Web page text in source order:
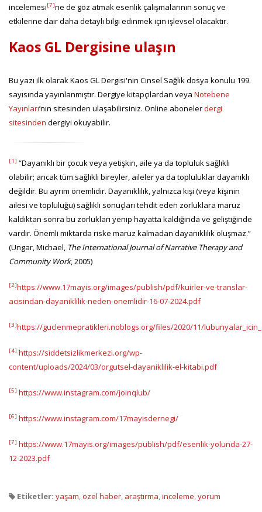
incelemesi[7]ne de göz atmak esenlik çalışmalarının sonuç ve
etkilerine dair daha detaylı bilgi edinmek için işlevsel olacaktır.
Kaos GL Dergisine ulaşın
Bu yazı ilk olarak Kaos GL Dergisi'nin Cinsel Sağlık dosya konulu 199.
sayısında yayınlanmıştır. Dergiye kitapçılardan veya Notebene
Yayınları’nın sitesinden ulaşabilirsiniz. Online abonelerdergi
sitesinden dergiyi okuyabilir.
[1] “Dayanıklı bir çocuk veya yetişkin, aile ya da topluluk sağlıklı
olabilir; ancak tüm sağlıklı bireyler, aileler ya da topluluklar dayanıklı
değildir. Bu ayrım önemlidir. Dayanıklılık, yalnızca kişi (veya kişinin
ailesi ve topluluğu) sağlıklı sonuçları tehdit eden zorluklara maruz
kaldıktan sonra bu zorlukları yenip hayatta kaldığında ve geliştiğinde
vardır. Önemli miktarda riske maruz kalmadan dayanıklılık oluşmaz.”
(Ungar, Michael, The International Journal of Narrative Therapy and
Community Work, 2005)
[2]https://www.17mayis.org/images/publish/pdf/kuirler-ve-translar-
acisindan-dayaniklilik-neden-onemlidir-16-07-2024.pdf
[3]https://guclenmepratikleri.noblogs.org/files/2020/11/
[4] https://siddetsizlikmerkezi.org/wp-
content/uploads/2024/03/orgutsel-dayaniklilik-el-kitabi.pdf
[5] https://www.instagram.com/joinqlub/
[6] https://www.instagram.com/17mayisdernegi/
[7] https://www.17mayis.org/images/publish/pdf/esenlik-yolunda-27-
12-2023.pdf
Etiketler: yaşam,özel haber, araştırma,inceleme,yorum